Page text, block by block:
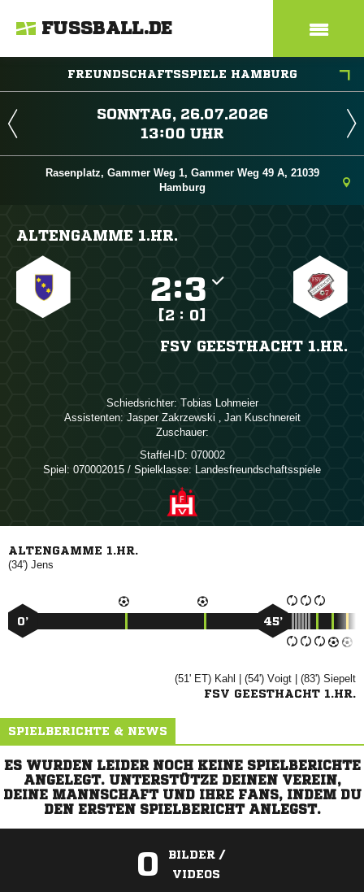
FUSSBALL.DE
FREUNDSCHAFTSSPIELE HAMBURG
 
 
Rasenplatz, Gammer Weg 1, Gammer Weg 49 A, 21039
Hamburg
ALTENGAMME 1.HR.
:
[2 : 0]
FSV GEESTHACHT 1.HR.
Schiedsrichter:  
Assistenten:   ,  
Zuschauer:
Staffel-ID: 070002
Spiel: 070002015 / Spielklasse: Landesfreundschaftsspiele
ALTENGAMME 1.HR.
(34') 
0’ 45’
(51' ET)  | (54')  | (83') 
FSV GEESTHACHT 1.HR.
SPIELBERICHTE & NEWS
ES WURDEN LEIDER NOCH KEINE SPIELBERICHTE
ANGELEGT. UNTERSTÜTZE DEINEN VEREIN,
DEINE MANNSCHAFT UND IHRE FANS, INDEM DU
DEN ERSTEN SPIELBERICHT ANLEGST.
0
BILDER /
VIDEOS